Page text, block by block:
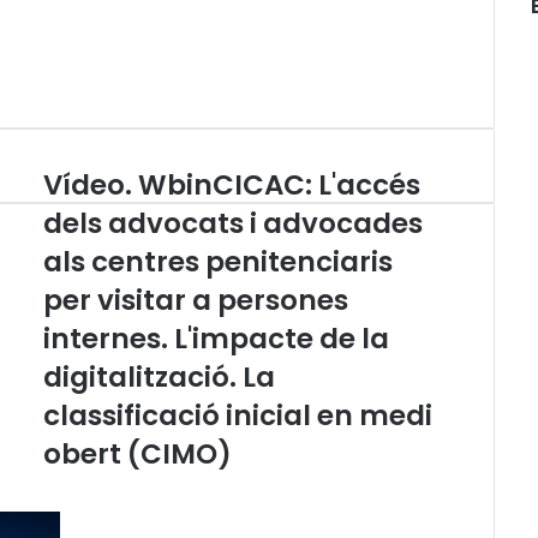
V
í
d
e
W
b
i
C
I
Vídeo. WbinCICAC: L'accés
dels advocats i advocades
als centres penitenciaris
per visitar a persones
internes. L'impacte de la
digitalització. La
classificació inicial en medi
obert (CIMO)